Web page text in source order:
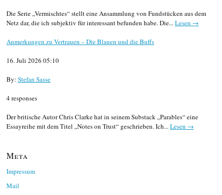
Die Serie „Vermischtes“ stellt eine Ansammlung von Fundstücken aus dem
Netz dar, die ich subjektiv für interessant befunden habe. Die...Lesen →
Anmerkungen zu Vertrauen – Die Blauen und die Buffs
16. Juli 2026 05:10
By: Stefan Sasse
4 responses
Der britische Autor Chris Clarke hat in seinem Substack „Parables“ eine
Essayreihe mit dem Titel „Notes on Trust“ geschrieben. Ich...Lesen →
Meta
Impressum
Mail